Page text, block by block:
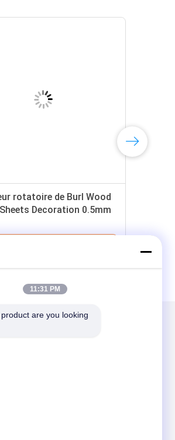
rotatoire de Burl Wood
Decoration 0.5mm
11:31 PM
are you looking